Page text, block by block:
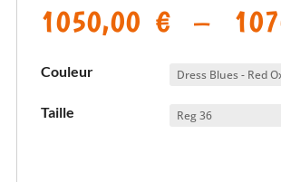
1050,00 € –
Couleur
Taille